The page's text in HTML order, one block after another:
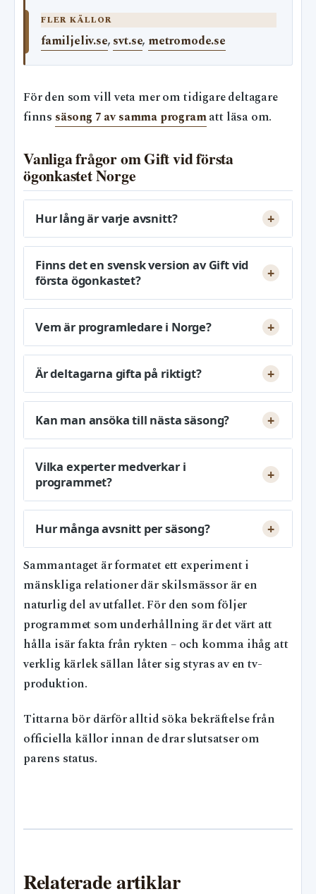
FLER KÄLLOR
familjeliv.se, svt.se, metromode.se
För den som vill veta mer om tidigare deltagare
finns säsong 7 av samma programatt läsa om.
Vanliga frågor om Gift vid första
ögonkastet Norge
Hur lång är varje avsnitt?
Finns det en svensk version av Gift vid
första ögonkastet?
Vem är programledare i Norge?
Är deltagarna gifta på riktigt?
Kan man ansöka till nästa säsong?
Vilka experter medverkar i
programmet?
Hur många avsnitt per säsong?
Sammantaget är formatet ett experiment i
mänskliga relationer där skilsmässor är en
naturlig del av utfallet. För den som följer
programmet som underhållning är det värt att
hålla isär fakta från rykten – och komma ihåg att
verklig kärlek sällan låter sig styras av en tv-
produktion.
Tittarna bör därför alltid söka bekräftelse från
officiella källor innan de drar slutsatser om
parens status.
Relaterade artiklar